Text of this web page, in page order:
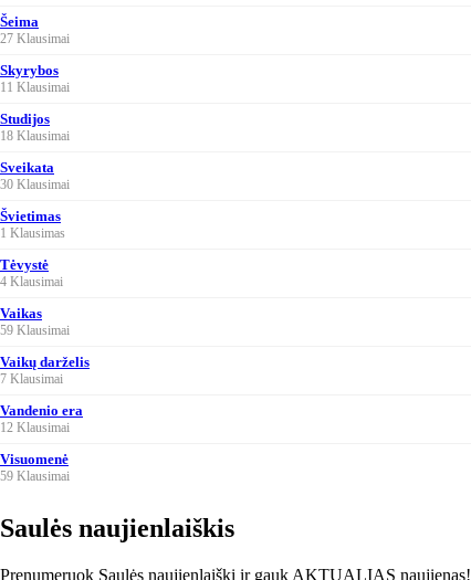
Šeima
27 Klausimai
Skyrybos
11 Klausimai
Studijos
18 Klausimai
Sveikata
30 Klausimai
Švietimas
1 Klausimas
Tėvystė
4 Klausimai
Vaikas
59 Klausimai
Vaikų darželis
7 Klausimai
Vandenio era
12 Klausimai
Visuomenė
59 Klausimai
Saulės naujienlaiškis
Prenumeruok Saulės naujienlaiškį ir gauk AKTUALIAS naujienas!